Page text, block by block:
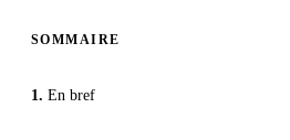
SOMMAIRE
En bref